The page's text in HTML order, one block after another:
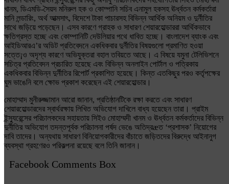
খানম, ডিএমডি-সৈয়দ মনিরুল হক ও কোম্পানি সচিব এনামুল হকসহ ঊর্ধ্বতন কর্মকর্তারা
মানি লন্ডারিং, অর্থ আত্মসাৎ, বিদেশে টাকা পাচারসহ বিভিন্ন আর্থিক অনিয়ম ও দুর্নীতির
সাথে জড়িয়ে পড়েছেন। এসব কারণে গ্রাহক ও সাধারণ শেয়ারহোল্ডাররা আর্থিকভাবে
ক্ষতিগ্রস্ত হচ্ছে এবং কোম্পানিটি দেউলিয়ার পথে ধাবিত হচ্ছে। বাংলাদেশ ব্যাংক এবং
আইডিআরএ’র অডিট প্রতিবেদনে একধিকবার দুর্নীতির বিষয়গুলো প্রমাণিত হওয়া
সত্তে¡ও অদৃশ্য কারণে অভিযুক্তরা বহাল তবিয়তে আছে। এ বিষয়ে যমুনা টেলিভিশনে
সচিত্র প্রতিবেদন প্রচারিত হয়েছে এবং বিভিন্ন অনলাইন পোর্টাল ও পত্রিকায়
একধিকবার বিভিন্ন দুর্নীতির রিপোর্ট প্রকাশিত হয়েছে। কিন্ত এতকিছুর পরও কর্তৃপক্ষের
ঘুম ভাঙেনি বলে ক্ষোভ প্রকাশ করেছেন এই শেয়ারহোল্ডার।
মোহাম্মাদ মুনীরুজ্জামান আরো জানান, প্রতিষ্ঠানটিকে রক্ষা করতে এবং সাধারণ
শেয়ারহোল্ডারদের স্বার্থরক্ষায় লিখিত অভিযোগ দাখিলে বাধ্য হয়েছেন তারা। প্রাইম
ইন্স্যুরেন্সের পরিচালকদের সহায়তায় সিইও মোহাম্মদী খানম ও ঊর্ধ্বতন কর্মকর্তাদের বিভিন্ন
দুর্নীতির অভিযোগ তদন্তপূর্বক পরিচালনা পর্ষদ ভেঙে অতিদ্রæত ‘প্রশাসক’ নিয়োগের
দাবি তাদের। অন্যথায় সাধারণ বিনিয়োগকারীদের বাঁচাতে জড়িতদের বিরুদ্ধে আইনানুগ
ব্যবস্থা গ্রহণেরও পরিকল্পনা রয়েছে বলে তিনি জানান।
Facebook Comments Box